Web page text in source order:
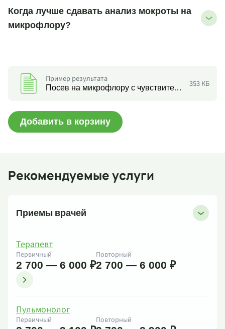
Когда лучше сдавать анализ мокроты на
микрофлору?
Пример результата
Посев на микрофлору с чувствительностью к антибиотикам и антимикотическим препаратам (БП15: мокрота) 353 КБ
Добавить в корзину
Рекомендуемые услуги
Приемы врачей
Терапевт
Первичный
2 700 — 6 000 ₽
Повторный
2 700 — 6 000 ₽
Пульмонолог
Первичный Повторный